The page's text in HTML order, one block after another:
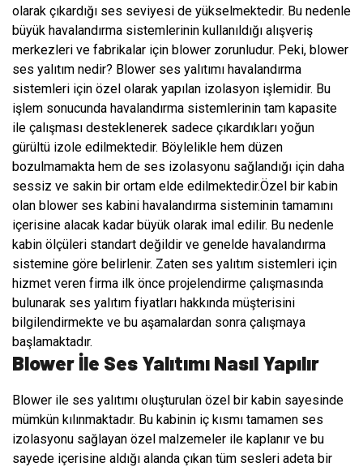
olarak çıkardığı ses seviyesi de yükselmektedir. Bu nedenle
büyük havalandırma sistemlerinin kullanıldığı alışveriş
merkezleri ve fabrikalar için blower zorunludur. Peki, blower
ses yalıtım nedir? Blower ses yalıtımı havalandırma
sistemleri için özel olarak yapılan izolasyon işlemidir. Bu
işlem sonucunda havalandırma sistemlerinin tam kapasite
ile çalışması desteklenerek sadece çıkardıkları yoğun
gürültü izole edilmektedir. Böylelikle hem düzen
bozulmamakta hem de ses izolasyonu sağlandığı için daha
sessiz ve sakin bir ortam elde edilmektedir.Özel bir kabin
olan blower ses kabini havalandırma sisteminin tamamını
içerisine alacak kadar büyük olarak imal edilir. Bu nedenle
kabin ölçüleri standart değildir ve genelde havalandırma
sistemine göre belirlenir. Zaten ses yalıtım sistemleri için
hizmet veren firma ilk önce projelendirme çalışmasında
bulunarak ses yalıtım fiyatları hakkında müşterisini
bilgilendirmekte ve bu aşamalardan sonra çalışmaya
başlamaktadır.
Blower İle Ses Yalıtımı Nasıl Yapılır
Blower ile ses yalıtımı oluşturulan özel bir kabin sayesinde
mümkün kılınmaktadır. Bu kabinin iç kısmı tamamen ses
izolasyonu sağlayan özel malzemeler ile kaplanır ve bu
sayede içerisine aldığı alanda çıkan tüm sesleri adeta bir